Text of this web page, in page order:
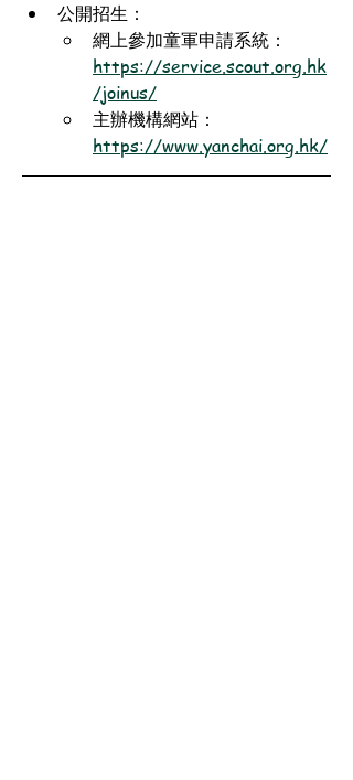
公開招生：
網上參加童軍申請系統：
https://service.scout.org.hk
/joinus/
主辦機構網站：
https://www.yanchai.org.hk/